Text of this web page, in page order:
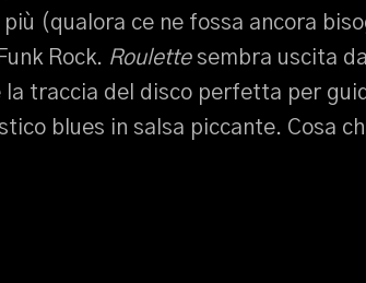
(qualora ce ne fossa ancora
Rock. Roulettesembra uscita
la traccia del disco perfetta per
blues in salsa piccante. Cosa